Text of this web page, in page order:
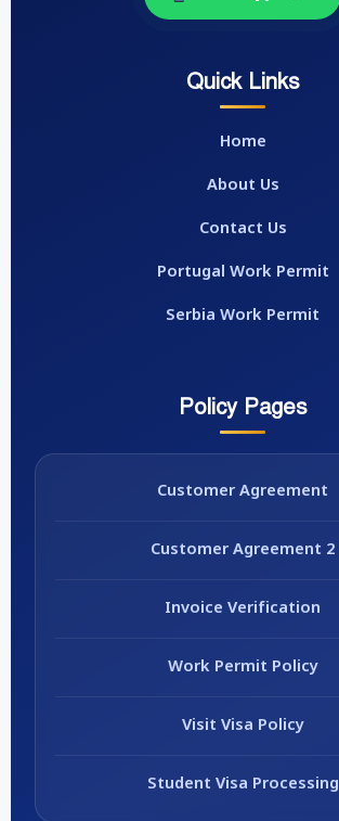
Quick Links
Home
About Us
Contact Us
Portugal Work Permit
Serbia Work Permit
Policy Pages
Customer Agreement
Customer Agreement 2
Invoice Verification
Work Permit Policy
Visit Visa Policy
Student Visa Processing